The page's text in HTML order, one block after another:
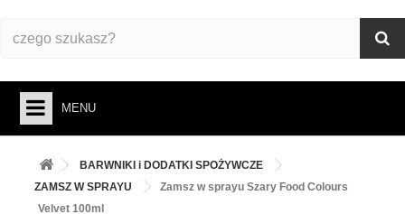
MENU
PIECZENIE
BARWNIKI i DODATKI SPOŻYWCZE
ZAMSZ W SPRAYU
Zamsz w sprayu Szary Food Colours
Velvet 100ml